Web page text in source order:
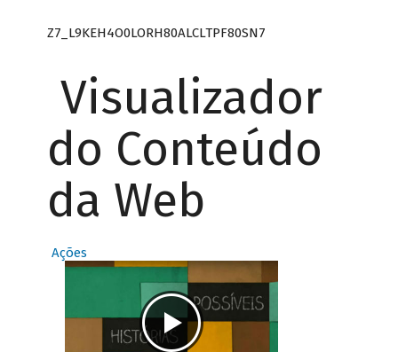
Z7_L9KEH4O0LORH80ALCLTPF80SN7
Visualizador
do Conteúdo
da Web
Ações